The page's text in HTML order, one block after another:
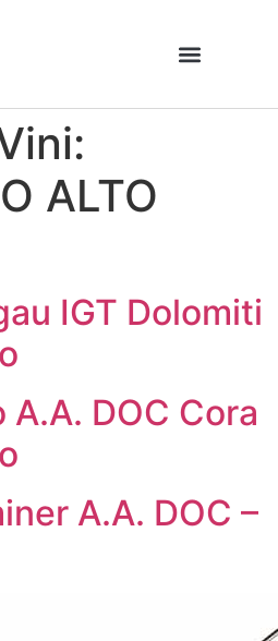
ALTO
IGT Dolomiti
DOC Cora
A.A. DOC –